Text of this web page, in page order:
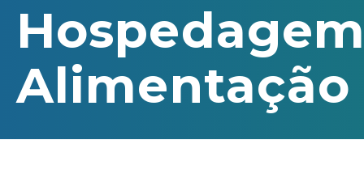
Alimentação